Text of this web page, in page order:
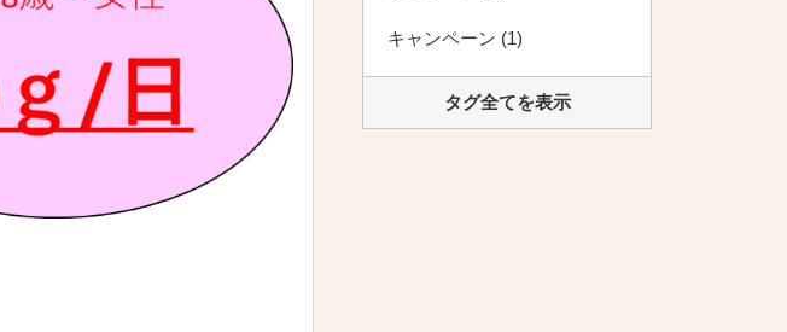
キャンペーン (1)
タグ全てを表示